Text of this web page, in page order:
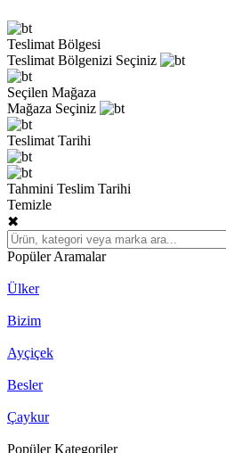
Teslimat Bölgesi
Teslimat Bölgenizi Seçiniz
Seçilen Mağaza
Mağaza Seçiniz
Teslimat Tarihi
Tahmini Teslim Tarihi
Temizle
✖
Popüler Aramalar
Ülker
Bizim
Ayçiçek
Besler
Çaykur
Popüler Kategoriler